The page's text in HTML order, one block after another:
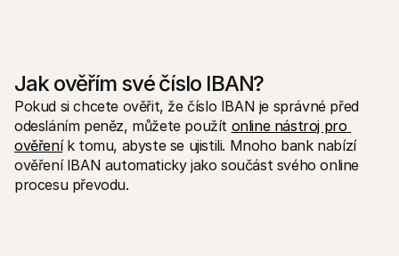
Jak ověřím své číslo IBAN?
Pokud si chcete ověřit, že číslo IBAN je správné před
odesláním peněz, můžete použít online nástroj pro
ověření k tomu, abyste se ujistili. Mnoho bank nabízí
ověření IBAN automaticky jako součást svého online
procesu převodu.